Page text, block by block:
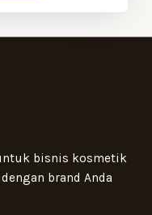
bisnis kosmetik
brand Anda